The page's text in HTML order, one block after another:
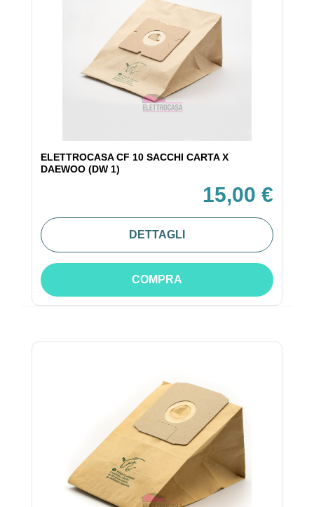
ELETTROCASA CF 10 SACCHI CARTA X
DAEWOO (DW 1)
15,00 €
DETTAGLI
COMPRA